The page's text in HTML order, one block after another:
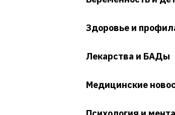
Здоровье и
Лекарства и БАДы
Медицинские